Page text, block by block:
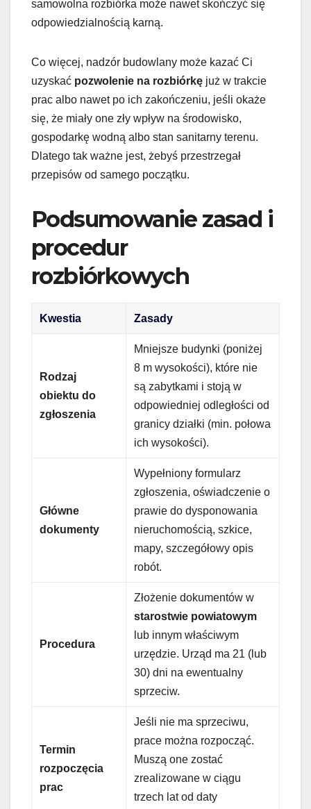
samowolna rozbiórka może nawet skończyć się
odpowiedzialnością karną.
Co więcej, nadzór budowlany może kazać Ci
uzyskać pozwolenie na rozbiórkę już w trakcie
prac albo nawet po ich zakończeniu, jeśli okaże
się, że miały one zły wpływ na środowisko,
gospodarkę wodną albo stan sanitarny terenu.
Dlatego tak ważne jest, żebyś przestrzegał
przepisów od samego początku.
Podsumowanie zasad i
procedur
rozbiórkowych
Kwestia Zasady
Rodzaj
obiektu do
zgłoszenia
Mniejsze budynki (poniżej
8 m wysokości), które nie
są zabytkami i stoją w
odpowiedniej odległości od
granicy działki (min. połowa
ich wysokości).
Główne
dokumenty
Wypełniony formularz
zgłoszenia, oświadczenie o
prawie do dysponowania
nieruchomością, szkice,
mapy, szczegółowy opis
robót.
Procedura
Złożenie dokumentów w
starostwie powiatowym
lub innym właściwym
urzędzie. Urząd ma 21 (lub
30) dni na ewentualny
sprzeciw.
Termin
rozpoczęcia
prac
Jeśli nie ma sprzeciwu,
prace można rozpocząć.
Muszą one zostać
zrealizowane w ciągu
trzech lat od daty